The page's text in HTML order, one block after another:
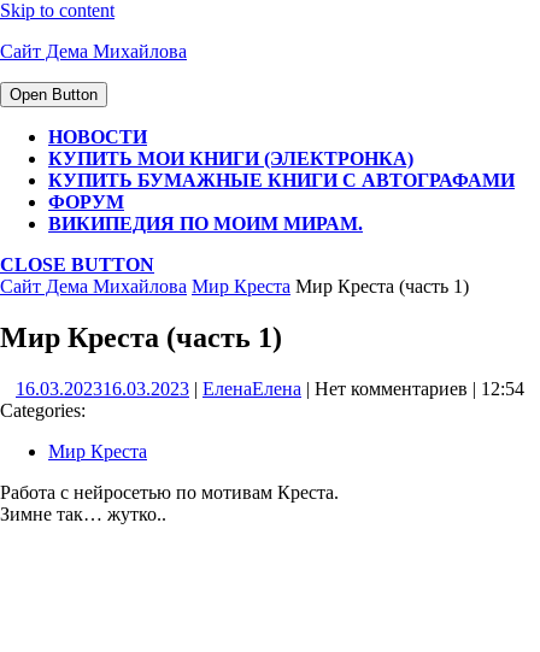
Skip to content
Сайт Дема Михайлова
Open Button
НОВОСТИ
КУПИТЬ МОИ КНИГИ (ЭЛЕКТРОНКА)
КУПИТЬ БУМАЖНЫЕ КНИГИ С АВТОГРАФАМИ
ФОРУМ
ВИКИПЕДИЯ ПО МОИМ МИРАМ.
CLOSE BUTTON
Сайт Дема Михайлова Мир Креста Мир Креста (часть 1)
Мир Креста (часть 1)
16.03.202316.03.2023 | ЕленаЕлена | Нет комментариев | 12:54
Categories:
Мир Креста
Работа с нейросетью по мотивам Креста.
Зимне так… жутко..